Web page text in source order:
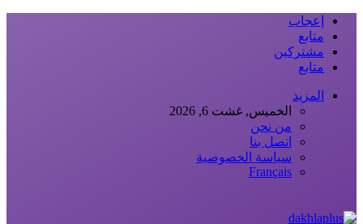
إعجاب
متابع
مشتركين
متابع
المزيد
الخميس, غشت 6, 2026
من نحن
اتصل بنا
سياسة الخصوصية
Français